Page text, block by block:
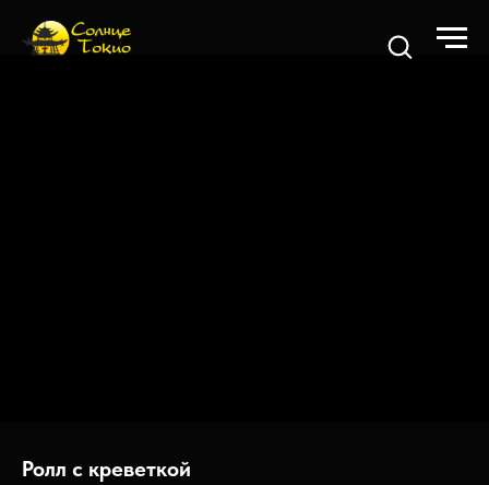
Ролл с креветкой